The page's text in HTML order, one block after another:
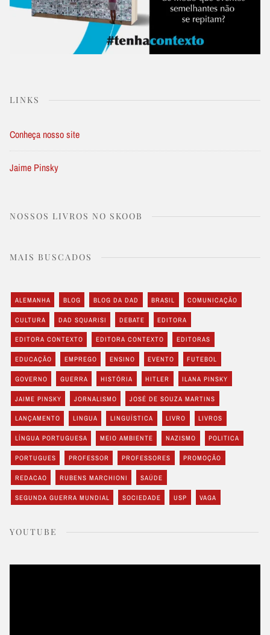
LINKS
Conheça nosso site
Jaime Pinsky
NOSSOS LIVROS NO SKOOB
MAIS BUSCADOS
ALEMANHA BLOG BLOG DA DAD BRASIL COMUNICAÇÃO
CULTURA DAD SQUARISI DEBATE EDITORA
EDITORA CONTEXTO EDITORA CONTEXTO EDITORAS
EDUCAÇÃO EMPREGO ENSINO EVENTO FUTEBOL
GOVERNO GUERRA HISTÓRIA HITLER ILANA PINSKY
JAIME PINSKY JORNALISMO JOSÉ DE SOUZA MARTINS
LANÇAMENTO LINGUA LINGUÍSTICA LIVRO LIVROS
LÍNGUA PORTUGUESA MEIO AMBIENTE NAZISMO POLITICA
PORTUGUES PROFESSOR PROFESSORES PROMOÇÃO
REDACAO RUBENS MARCHIONI SAÚDE
SEGUNDA GUERRA MUNDIAL SOCIEDADE USP VAGA
YOUTUBE